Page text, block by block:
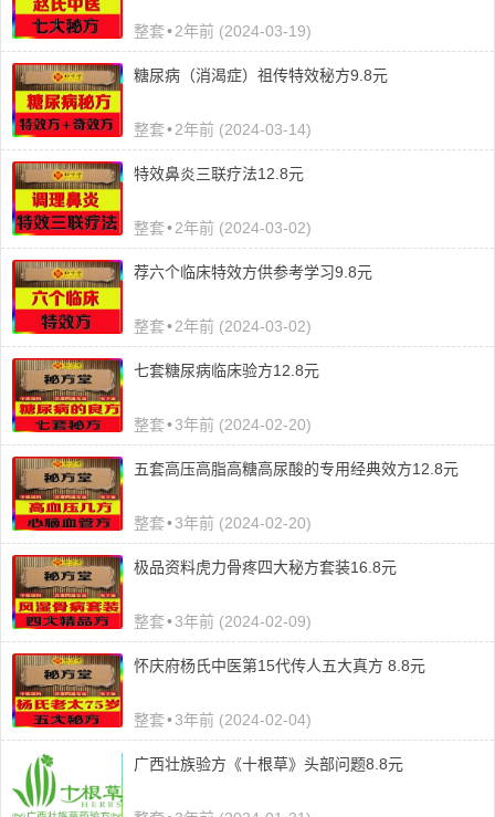
整套•2年前 (2024-03-19)
糖尿病（消渴症）祖传特效秘方9.8元
整套•2年前 (2024-03-14)
特效鼻炎三联疗法12.8元
整套•2年前 (2024-03-02)
荐六个临床特效方供参考学习9.8元
整套•2年前 (2024-03-02)
七套糖尿病临床验方12.8元
整套•3年前 (2024-02-20)
五套高压高脂高糖高尿酸的专用经典效方12.8元
整套•3年前 (2024-02-20)
极品资料虎力骨疼四大秘方套装16.8元
整套•3年前 (2024-02-09)
怀庆府杨氏中医第15代传人五大真方 8.8元
整套•3年前 (2024-02-04)
广西壮族验方《十根草》头部问题8.8元